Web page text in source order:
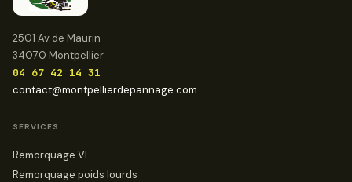
2501 Av de Maurin
34070 Montpellier
04 67 42 14 31
contact@montpellierdepannage.com
SERVICES
Remorquage VL
Remorquage poids lourds